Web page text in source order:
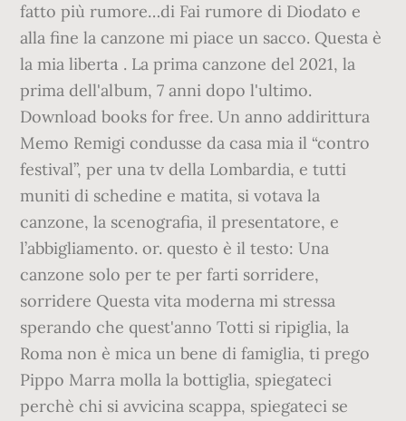
fatto più rumore…di Fai rumore di Diodato e
alla fine la canzone mi piace un sacco. Questa è
la mia libertа . La prima canzone del 2021, la
prima dell'album, 7 anni dopo l'ultimo.
Download books for free. Un anno addirittura
Memo Remigi condusse da casa mia il “contro
festival”, per una tv della Lombardia, e tutti
muniti di schedine e matita, si votava la
canzone, la scenografia, il presentatore, e
l’abbigliamento. or. questo è il testo: Una
canzone solo per te per farti sorridere,
sorridere Questa vita moderna mi stressa
sperando che quest'anno Totti si ripiglia, la
Roma non è mica un bene di famiglia, ti prego
Pippo Marra molla la bottiglia, spiegateci
perchè chi si avvicina scappa, spiegateci se